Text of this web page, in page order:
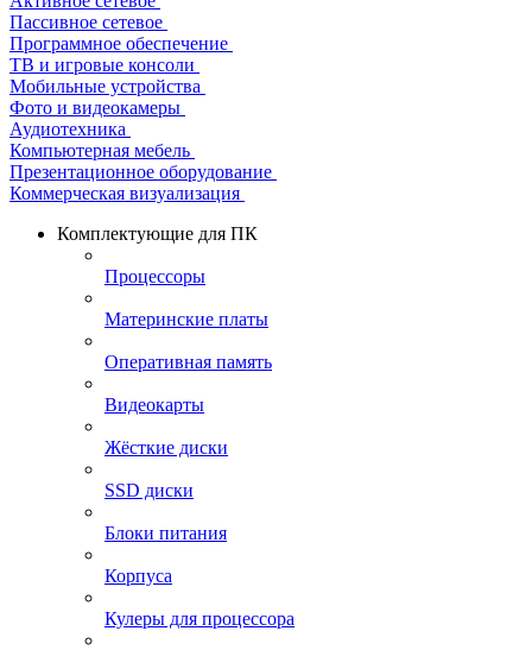
Пассивное сетевое
Программное обеспечение
ТВ и игровые консоли
Мобильные устройства
Фото и видеокамеры
Аудиотехника
Компьютерная мебель
Презентационное оборудование
Коммерческая визуализация
Комплектующие для ПК
Процессоры
Материнские платы
Оперативная память
Видеокарты
Жёсткие диски
SSD диски
Блоки питания
Корпуса
Кулеры для процессора